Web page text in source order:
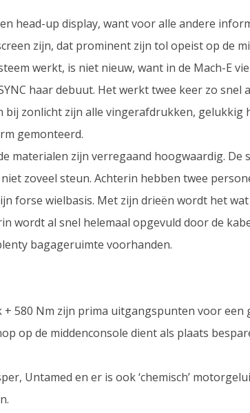
head-up display, want voor alle andere
zijn, dat prominent zijn tol opeist op de
werkt, is niet nieuw, want in de Mach-E
haar debuut. Het werkt twee keer zo snel
bij zonlicht zijn alle vingerafdrukken, gelukkig
gemonteerd.
materialen zijn verregaand hoogwaardig. De
zoveel steun. Achterin hebben twee
forse wielbasis. Met zijn drieën wordt het
wordt al snel helemaal opgevuld door de
bagageruimte voorhanden.
+ 580 Nm zijn prima uitgangspunten voor een
op de middenconsole dient als plaats
Untamed en er is ook ‘chemisch’